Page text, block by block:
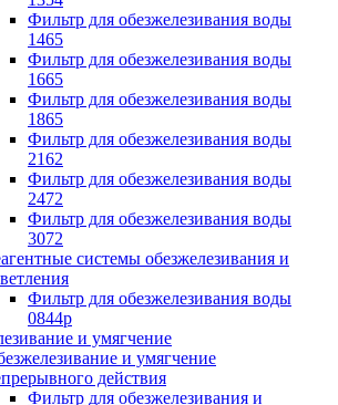
Фильтр для обезжелезивания воды
1465
Фильтр для обезжелезивания воды
1665
Фильтр для обезжелезивания воды
1865
Фильтр для обезжелезивания воды
2162
Фильтр для обезжелезивания воды
2472
Фильтр для обезжелезивания воды
3072
системы обезжелезивания и
Фильтр для обезжелезивания воды
0844р
и умягчение
и умягчение
действия
Фильтр для обезжелезивания и